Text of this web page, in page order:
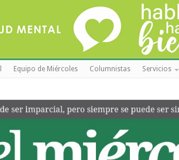
Equipo de Miércoles Columnistas Servicios